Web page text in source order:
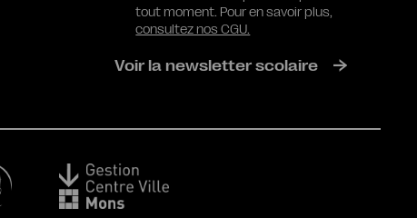
tout moment. Pour en savoir plus,
consultez nos CGU.
Voir la newsletter scolaire